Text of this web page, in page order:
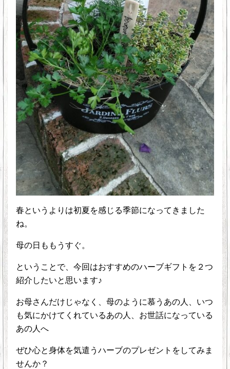
春というよりは初夏を感じる季節になってきました
ね。
母の日ももうすぐ。
ということで、今回はおすすめのハーブギフトを２つ
紹介したいと思います♪
お母さんだけじゃなく、母のように慕うあの人、いつ
も気にかけてくれているあの人、お世話になっている
あの人へ
ぜひ心と身体を気遣うハーブのプレゼントをしてみま
せんか？